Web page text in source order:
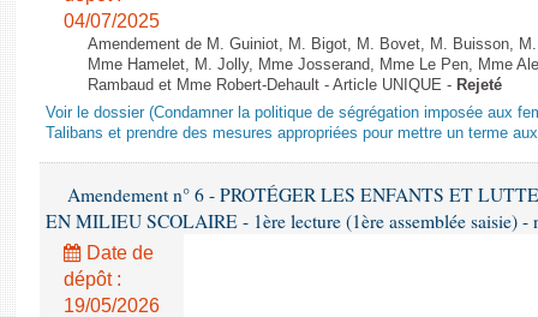
04/07/2025
Amendement de M. Guiniot, M. Bigot, M. Bovet, M. Buisson,
Mme Hamelet, M. Jolly, Mme Josserand, Mme Le Pen, Mme
Rambaud et Mme Robert-Dehault - Article UNIQUE - Rejeté
Voir le dossier (Condamner la politique de ségrégation imposée aux
Talibans et prendre des mesures appropriées pour mettre un terme
Amendement n° 6 - PROTÉGER LES ENFANTS ET
EN MILIEU SCOLAIRE - 1ère lecture (1ère assemblée saisie) -
Date de
dépôt :
19/05/2026